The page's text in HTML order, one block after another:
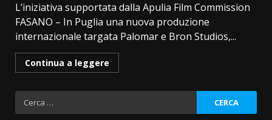
L’iniziativa supportata dalla Apulia Film Commission
FASANO – In Puglia una nuova produzione
internazionale targata Palomar e Bron Studios,...
Continua a leggere
Ricerca
per: